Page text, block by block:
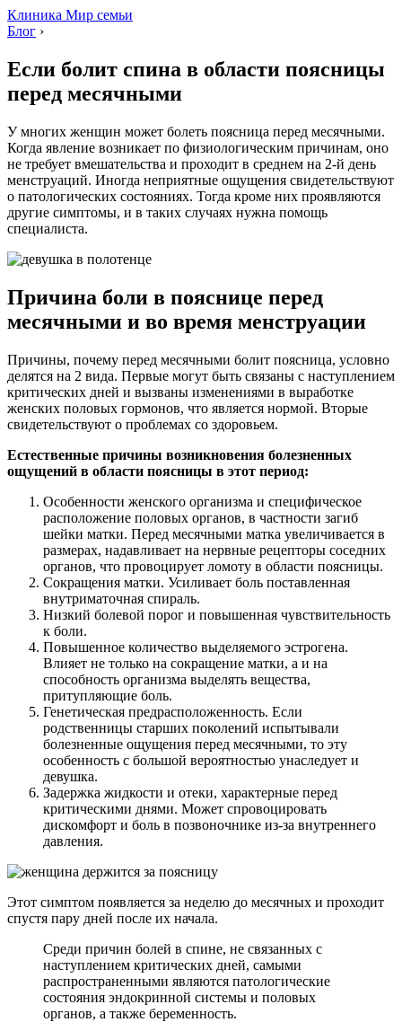
Клиника Мир семьи
Блог ›
Если болит спина в области поясницы
перед месячными
У многих женщин может болеть поясница перед месячными.
Когда явление возникает по физиологическим причинам, оно
не требует вмешательства и проходит в среднем на 2-й день
менструаций. Иногда неприятные ощущения свидетельствуют
о патологических состояниях. Тогда кроме них проявляются
другие симптомы, и в таких случаях нужна помощь
специалиста.
Причина боли в пояснице перед
месячными и во время менструации
Причины, почему перед месячными болит поясница, условно
делятся на 2 вида. Первые могут быть связаны с наступлением
критических дней и вызваны изменениями в выработке
женских половых гормонов, что является нормой. Вторые
свидетельствуют о проблемах со здоровьем.
Естественные причины возникновения болезненных
ощущений в области поясницы в этот период:
Особенности женского организма и специфическое
расположение половых органов, в частности загиб
шейки матки. Перед месячными матка увеличивается в
размерах, надавливает на нервные рецепторы соседних
органов, что провоцирует ломоту в области поясницы.
Сокращения матки. Усиливает боль поставленная
внутриматочная спираль.
Низкий болевой порог и повышенная чувствительность
к боли.
Повышенное количество выделяемого эстрогена.
Влияет не только на сокращение матки, а и на
способность организма выделять вещества,
притупляющие боль.
Генетическая предрасположенность. Если
родственницы старших поколений испытывали
болезненные ощущения перед месячными, то эту
особенность с большой вероятностью унаследует и
девушка.
Задержка жидкости и отеки, характерные перед
критическими днями. Может спровоцировать
дискомфорт и боль в позвоночнике из-за внутреннего
давления.
Этот симптом появляется за неделю до месячных и проходит
спустя пару дней после их начала.
Среди причин болей в спине, не связанных с
наступлением критических дней, самыми
распространенными являются патологические
состояния эндокринной системы и половых
органов, а также беременность.